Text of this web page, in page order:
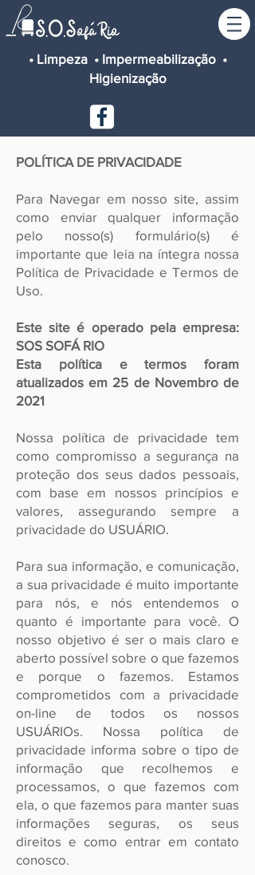
• Limpeza • Impermeabilização •
Higienização
POLÍTICA DE PRIVACIDADE
Para Navegar em nosso site, assim
como enviar qualquer informação
pelo nosso(s) formulário(s) é
importante que leia na íntegra nossa
Política de Privacidade e Termos de
Uso.
Este site é operado pela empresa:
SOS SOFÁ RIO
Esta política e termos foram
atualizados em 25 de Novembro de
2021
Nossa política de privacidade tem
como compromisso a segurança na
proteção dos seus dados pessoais,
com base em nossos princípios e
valores, assegurando sempre a
privacidade do USUÁRIO.
Para sua informação, e comunicação,
a sua privacidade é muito importante
para nós, e nós entendemos o
quanto é importante para você. O
nosso objetivo é ser o mais claro e
aberto possível sobre o que fazemos
e porque o fazemos. Estamos
comprometidos com a privacidade
on-line de todos os nossos
USUÁRIOs. Nossa política de
privacidade informa sobre o tipo de
informação que recolhemos e
processamos, o que fazemos com
ela, o que fazemos para manter suas
informações seguras, os seus
direitos e como entrar em contato
conosco.